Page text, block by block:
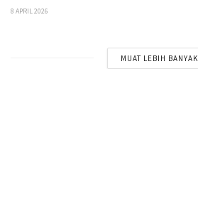
8 APRIL 2026
MUAT LEBIH BANYAK